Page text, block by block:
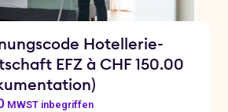
Hotellerie-
EFZ à CHF 150.00
MWST inbegriffen